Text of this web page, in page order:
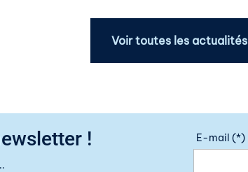
Voir toutes les actualités
! E-mail (*)